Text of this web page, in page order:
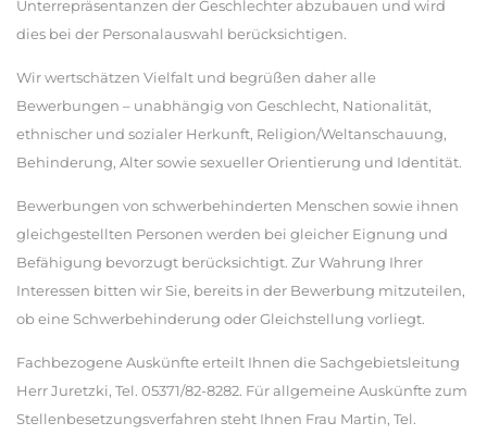
Unterrepräsentanzen der Geschlechter abzubauen und wird
dies bei der Personalauswahl berücksichtigen.
Wir wertschätzen Vielfalt und begrüßen daher alle
Bewerbungen – unabhängig von Geschlecht, Nationalität,
ethnischer und sozialer Herkunft, Religion/Weltanschauung,
Behinderung, Alter sowie sexueller Orientierung und Identität.
Bewerbungen von schwerbehinderten Menschen sowie ihnen
gleichgestellten Personen werden bei gleicher Eignung und
Befähigung bevorzugt berücksichtigt. Zur Wahrung Ihrer
Interessen bitten wir Sie, bereits in der Bewerbung mitzuteilen,
ob eine Schwerbehinderung oder Gleichstellung vorliegt.
Fachbezogene Auskünfte erteilt Ihnen die Sachgebietsleitung
Herr Juretzki, Tel. 05371/82-8282. Für allgemeine Auskünfte zum
Stellenbesetzungsverfahren steht Ihnen Frau Martin, Tel.